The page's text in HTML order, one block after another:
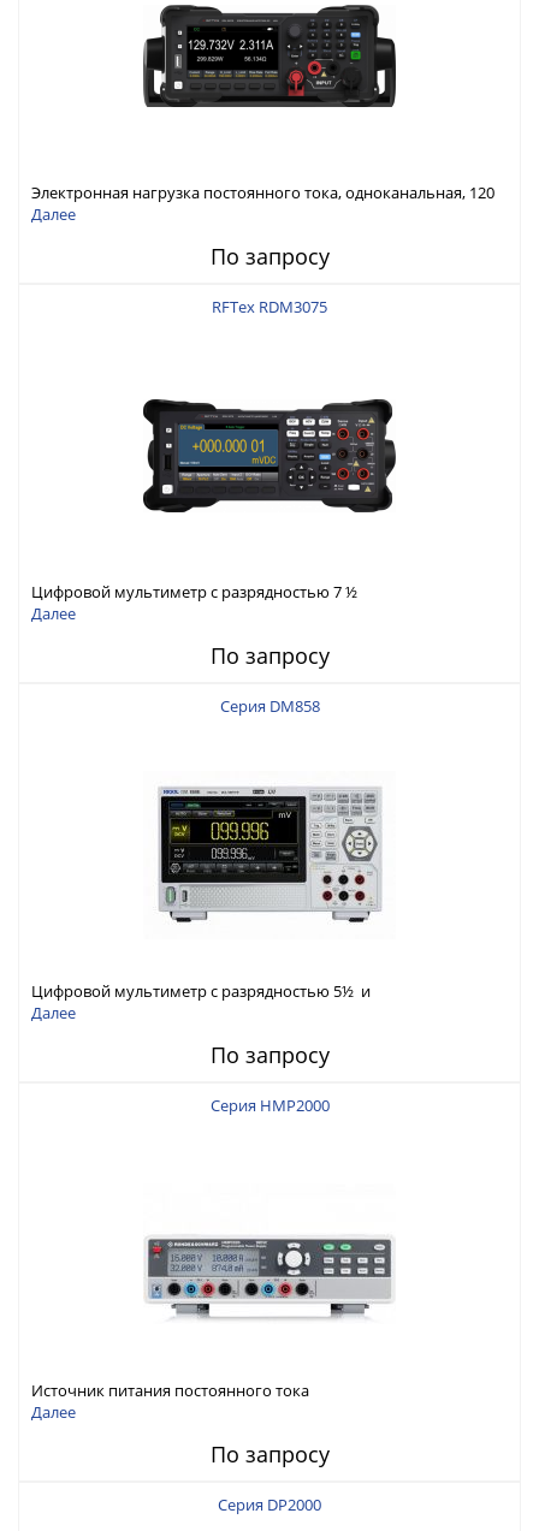
Электронная нагрузка постоянного тока, одноканальная, 120
В, 60 А, 300 Вт
Далее
По запросу
RFTex RDM3075
Цифровой мультиметр с разрядностью 7 ½
Далее
По запросу
Серия DM858
Цифровой мультиметр с разрядностью 5½ и
интерфейсами USB-device, USB-host, LAN и Web control
Далее
По запросу
Серия HMP2000
Источник питания постоянного тока
Далее
По запросу
Серия DP2000